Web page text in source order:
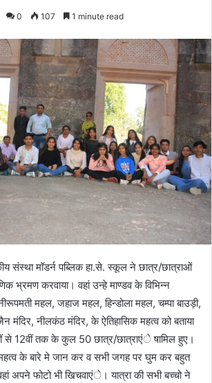
0 107 1 minute read
संस्था मॉडर्न पब्लिक हा.से. स्कूल ने छात्र/छात्राओं
भ्रमण करवाया। वहां उन्हे माण्डव के विभिन्न
महल, जहाज महल, हिन्डोला महल, चम्पा बाउड़ी,
मंदिर, नीलकंठ मंदिर, के ऐतिहासिक महत्व को बताया
से 12वीं तक के कुल 50 छात्र/छात्राएंे षामिल हुए।
महत्व के बारे मे जान कर व सभी जगह पर घुम कर बहुत
अपने फोटो भी खिचवाएंे। यात्रा की सभी बच्चो ने